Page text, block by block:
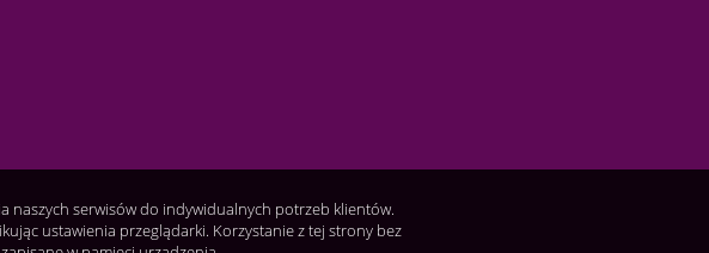
naszych serwisów do indywidualnych potrzeb klientów.
ustawienia przeglądarki. Korzystanie z tej strony bez